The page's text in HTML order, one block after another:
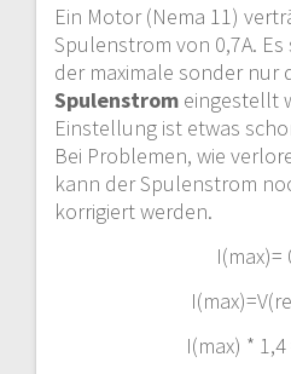
Ein Motor (Nema 11)
Spulenstrom von 0,7A.
der maximale sonder nur
Spulenstrom eingestellt
Einstellung ist etwas
Bei Problemen, wie
kann der Spulenstrom
korrigiert werden.
I(max)=
I(max) *